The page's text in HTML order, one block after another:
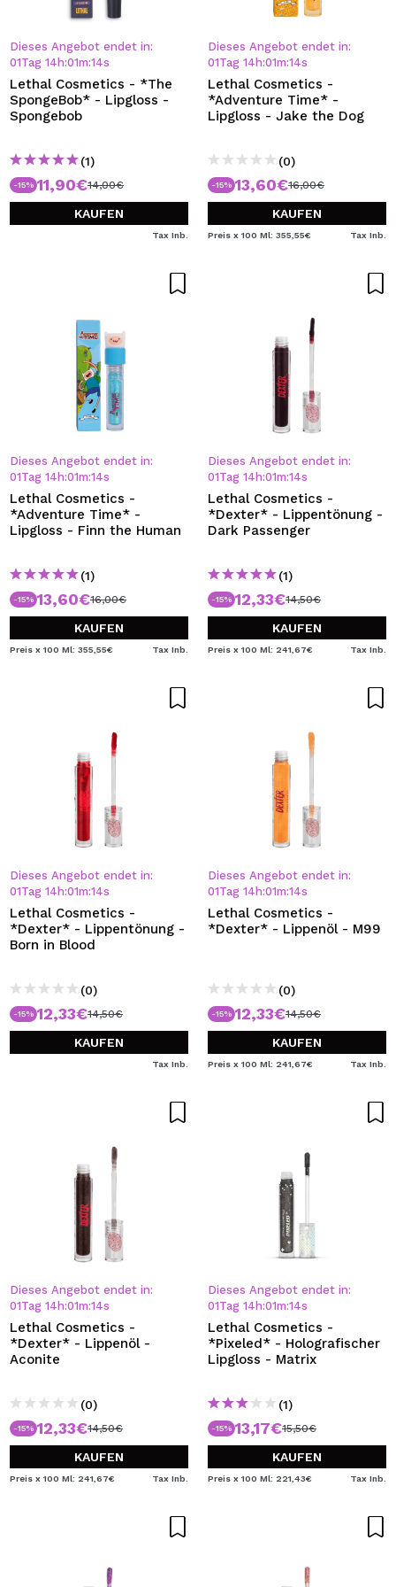
Dieses Angebot endet in:
01Tag 14 h:01m:13s
Lethal Cosmetics - *The
SpongeBob* - Lipgloss -
Spongebob
(1)
-15% 11,90€14,00€
KAUFEN
Tax Inb.
Dieses Angebot endet in:
01Tag 14 h:01m:13s
Lethal Cosmetics -
*Adventure Time* -
Lipgloss - Jake the Dog
(0)
-15% 13,60€16,00€
KAUFEN
Preis x 100 Ml: 355,55€ Tax Inb.
Dieses Angebot endet in:
01Tag 14 h:01m:13s
Lethal Cosmetics -
*Adventure Time* -
Lipgloss - Finn the Human
(1)
-15% 13,60€16,00€
KAUFEN
Preis x 100 Ml: 355,55€ Tax Inb.
Dieses Angebot endet in:
01Tag 14 h:01m:13s
Lethal Cosmetics -
*Dexter* - Lippentönung -
Dark Passenger
(1)
-15% 12,33€14,50€
KAUFEN
Preis x 100 Ml: 241,67€ Tax Inb.
Dieses Angebot endet in:
01Tag 14 h:01m:13s
Lethal Cosmetics -
*Dexter* - Lippentönung -
Born in Blood
(0)
-15% 12,33€14,50€
KAUFEN
Tax Inb.
Dieses Angebot endet in:
01Tag 14 h:01m:13s
Lethal Cosmetics -
*Dexter* - Lippenöl - M99
(0)
-15% 12,33€14,50€
KAUFEN
Preis x 100 Ml: 241,67€ Tax Inb.
Dieses Angebot endet in:
01Tag 14 h:01m:13s
Lethal Cosmetics -
*Dexter* - Lippenöl -
Aconite
(0)
-15% 12,33€14,50€
KAUFEN
Preis x 100 Ml: 241,67€ Tax Inb.
Dieses Angebot endet in:
01Tag 14 h:01m:13s
Lethal Cosmetics -
*Pixeled* - Holografischer
Lipgloss - Matrix
(1)
-15% 13,17€15,50€
KAUFEN
Preis x 100 Ml: 221,43€ Tax Inb.